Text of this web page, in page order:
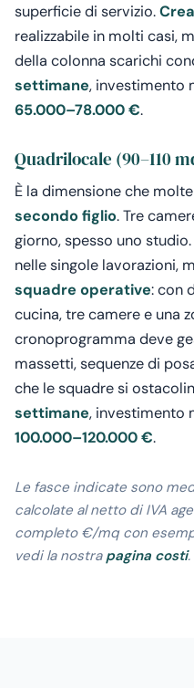
superficie di servizio.
realizzabile in molti casi,
della colonna scarichi
settimane, investimento
65.000–78.000 €.
Quadrilocale (90–110
È la dimensione che
secondo figlio. Tre
giorno, spesso uno
nelle singole lavorazioni,
squadre operative: con
cucina, tre camere e una
cronoprogramma deve
massetti, sequenze di
che le squadre si
settimane, investimento
100.000–120.000 €.
Le fasce indicate sono
calcolate al netto di IVA
completo €/mq con
vedi la nostra pagina costi.